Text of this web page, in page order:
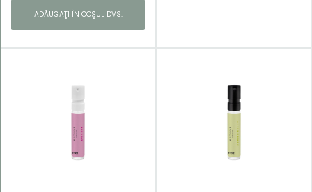
ADĂUGAŢI ÎN COŞUL DVS.